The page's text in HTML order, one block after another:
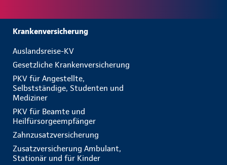
Krankenversicherung
Auslandsreise-KV
Gesetzliche Krankenversicherung
PKV für Angestellte,
Selbstständige, Studenten und
Mediziner
PKV für Beamte und
Heilfürsorgeempfänger
Zahnzusatzversicherung
Zusatzversicherung Ambulant,
Stationär und für Kinder